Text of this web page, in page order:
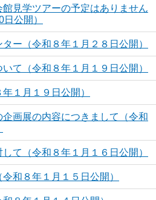
見学ツアーの予定はありません
公開）
ー（令和８年１月２８日公開）
て（令和８年１月１９日公開）
１月１９日公開）
画展の内容につきまして（令和
て（令和８年１月１６日公開）
和８年１月１５日公開）